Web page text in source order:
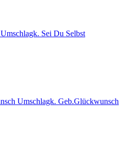
Umschlagk. Sei Du Selbst
Umschlagk. Geb.Glückwunsch